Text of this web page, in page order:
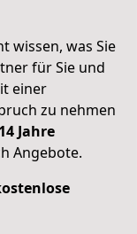
wissen, was Sie
für Sie und
einer
zu nehmen
Jahre
Angebote.